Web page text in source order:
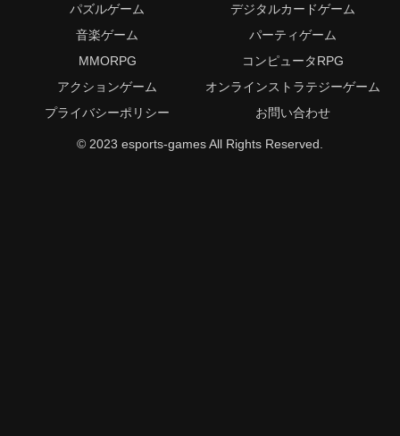
パズルゲーム
デジタルカードゲーム
音楽ゲーム
パーティゲーム
MMORPG
コンピュータRPG
アクションゲーム
オンラインストラテジーゲーム
プライバシーポリシー
お問い合わせ
© 2023 esports-games All Rights Reserved.